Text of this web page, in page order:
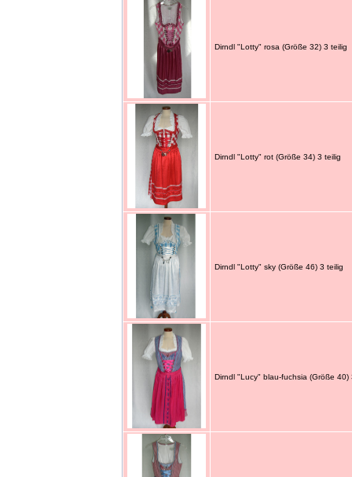
Dirndl "Lotty" rosa (Größe 32) 3 teilig
Dirndl "Lotty" rot (Größe 34) 3 teilig
Dirndl "Lotty" sky (Größe 46) 3 teilig
Dirndl "Lucy" blau-fuchsia (Größe 40)